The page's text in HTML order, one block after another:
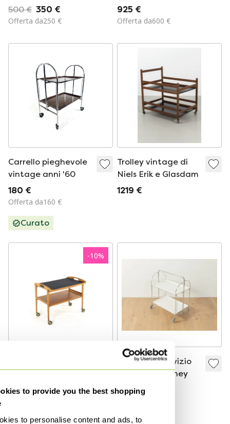
to provide you the best shopping
to personalise content and ads, to
Perenhout
500 € 350 €
Offerta da250 €
di servizio / isola
cucina
925 €
Offerta da600 €
Carrello pieghevole
vintage anni '60
180 €
Offerta da160 €
Curato
Trolley vintage di
Niels Erik e Glasdam
1219 €
-10%
vassoio rimovibile
295 € 265 €
Carrello di servizio
Dinett, Bremshey
599 €